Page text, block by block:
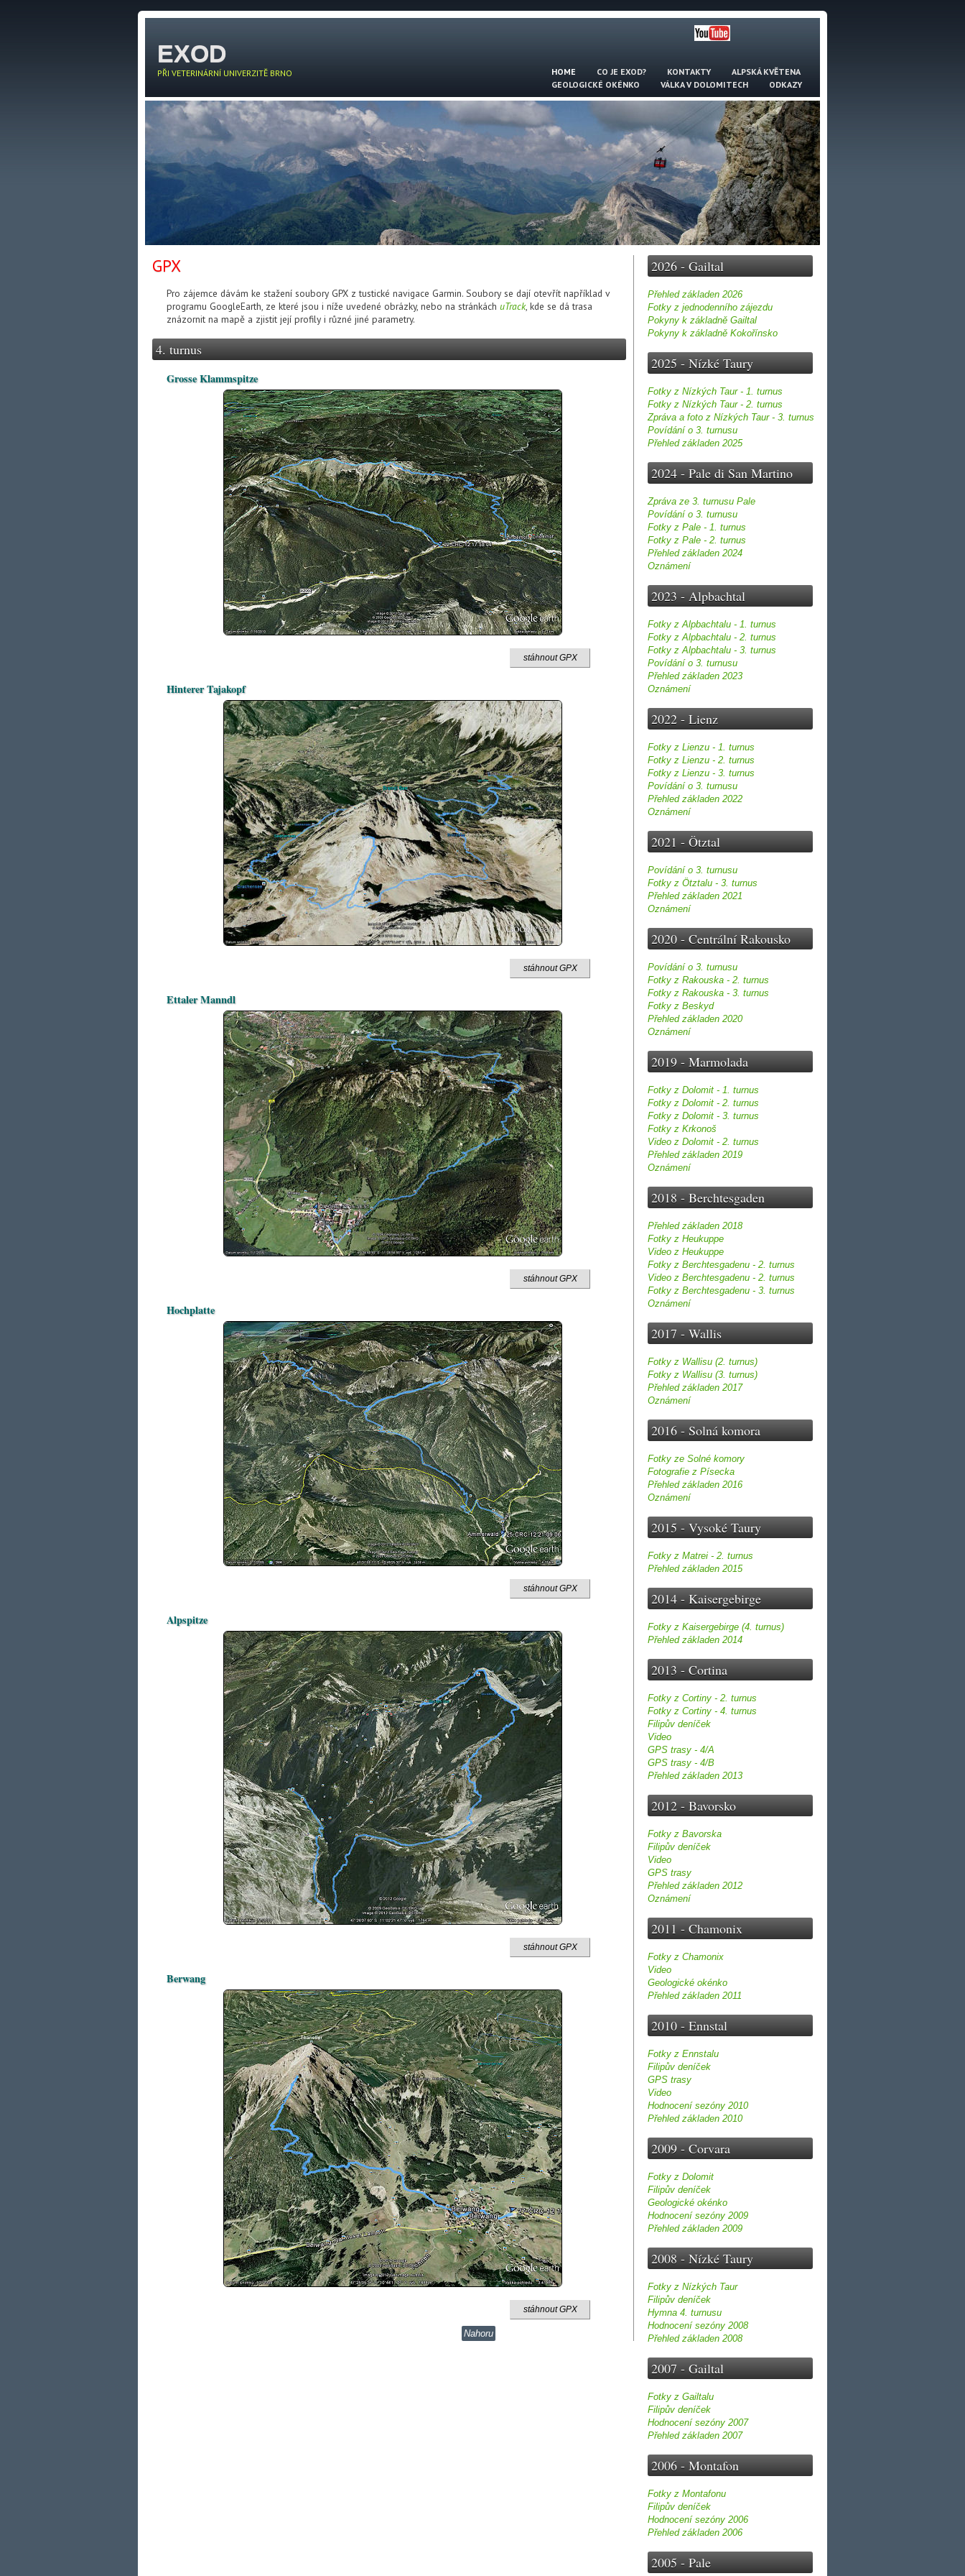
EXOD
PŘI VETERINÁRNÍ UNIVERZITĚ BRNO HOME CO JE EXOD? KONTAKTY
ALPSKÁ KVĚTENA
GEOLOGICKÉ OKÉNKO
VÁLKA V DOLOMITECH ODKAZY
2026 - Gailtal
Přehled základen 2026
Fotky z jednodenního zájezdu
Pokyny k základně Gailtal
Pokyny k základně Kokořínsko
2025 - Nízké Taury
Fotky z Nízkých Taur - 1. turnus
Fotky z Nízkých Taur - 2. turnus
Zpráva a foto z Nízkých Taur - 3. turnus
Povídání o 3. turnusu
Přehled základen 2025
2024 - Pale di San Martino
Zpráva ze 3. turnusu Pale
Povídání o 3. turnusu
Fotky z Pale - 1. turnus
Fotky z Pale - 2. turnus
Přehled základen 2024
Oznámení
2023 - Alpbachtal
Fotky z Alpbachtalu - 1. turnus
Fotky z Alpbachtalu - 2. turnus
Fotky z Alpbachtalu - 3. turnus
Povídání o 3. turnusu
Přehled základen 2023
Oznámení
2022 - Lienz
Fotky z Lienzu - 1. turnus
Fotky z Lienzu - 2. turnus
Fotky z Lienzu - 3. turnus
Povídání o 3. turnusu
Přehled základen 2022
Oznámení
2021 - Ötztal
Povídání o 3. turnusu
Fotky z Ötztalu - 3. turnus
Přehled základen 2021
Oznámení
2020 - Centrální Rakousko
Povídání o 3. turnusu
Fotky z Rakouska - 2. turnus
Fotky z Rakouska - 3. turnus
Fotky z Beskyd
Přehled základen 2020
Oznámení
2019 - Marmolada
Fotky z Dolomit - 1. turnus
Fotky z Dolomit - 2. turnus
Fotky z Dolomit - 3. turnus
Fotky z Krkonoš
Video z Dolomit - 2. turnus
Přehled základen 2019
Oznámení
2018 - Berchtesgaden
Přehled základen 2018
Fotky z Heukuppe
Video z Heukuppe
Fotky z Berchtesgadenu - 2. turnus
Video z Berchtesgadenu - 2. turnus
Fotky z Berchtesgadenu - 3. turnus
Oznámení
2017 - Wallis
Fotky z Wallisu (2. turnus)
Fotky z Wallisu (3. turnus)
Přehled základen 2017
Oznámení
2016 - Solná komora
Fotky ze Solné komory
Fotografie z Písecka
Přehled základen 2016
Oznámení
2015 - Vysoké Taury
Fotky z Matrei - 2. turnus
Přehled základen 2015
2014 - Kaisergebirge
Fotky z Kaisergebirge (4. turnus)
Přehled základen 2014
2013 - Cortina
Fotky z Cortiny - 2. turnus
Fotky z Cortiny - 4. turnus
Filipův deníček
Video
GPS trasy - 4/A
GPS trasy - 4/B
Přehled základen 2013
2012 - Bavorsko
Fotky z Bavorska
Filipův deníček
Video
GPS trasy
Přehled základen 2012
Oznámení
2011 - Chamonix
Fotky z Chamonix
Video
Geologické okénko
Přehled základen 2011
2010 - Ennstal
Fotky z Ennstalu
Filipův deníček
GPS trasy
Video
Hodnocení sezóny 2010
Přehled základen 2010
2009 - Corvara
Fotky z Dolomit
Filipův deníček
Geologické okénko
Hodnocení sezóny 2009
Přehled základen 2009
2008 - Nízké Taury
Fotky z Nízkých Taur
Filipův deníček
Hymna 4. turnusu
Hodnocení sezóny 2008
Přehled základen 2008
2007 - Gailtal
Fotky z Gailtalu
Filipův deníček
Hodnocení sezóny 2007
Přehled základen 2007
2006 - Montafon
Fotky z Montafonu
Filipův deníček
Hodnocení sezóny 2006
Přehled základen 2006
2005 - Pale
GPX
Pro zájemce dávám ke stažení soubory GPX z tustické navigace Garmin. Soubory se dají otevřít například v
programu GoogleEarth, ze které jsou i níže uvedené obrázky, nebo na stránkách uTrack, kde se dá trasa
znázornit na mapě a zjistit její profily i různé jiné parametry.
4. turnus
Grosse Klammspitze
stáhnout GPX
Hinterer Tajakopf
stáhnout GPX
Ettaler Manndl
stáhnout GPX
Hochplatte
stáhnout GPX
Alpspitze
stáhnout GPX
Berwang
stáhnout GPX
Nahoru